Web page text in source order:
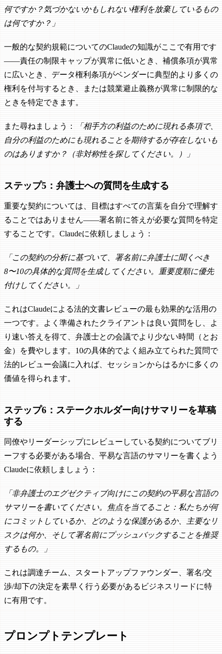
何ですか？気づかないかもしれない権利を放棄しているもの
は何ですか？」
一般的な契約規範についてのClaudeの知識がここで有用です
——責任の制限キャップが異常に低いとき、補償条項が異常
に広いとき、データ権利条項がベンダーに典型的より多くの
権利を付与するとき、または競業避止義務が異常に制限的な
ときを特定できます。
また尋ねましょう：
「相手方の利益のために現れる条項で、
自分の利益のためにも現れることを期待するが存在しないも
のはありますか？（非対称性を探してください。）」
ステップ5：弁護士への質問を生成する
重要な契約については、目標はすべての言葉を自分で理解す
ることではありません——署名前に答えが必要な質問を特定
することです。Claudeに依頼しましょう：
「この契約の分析に基づいて、署名前に弁護士に聞くべき
8〜10の具体的な質問を生成してください。重要度順に優先
付けしてください。」
これはClaudeによる法的文書レビューの最も効果的な活用の
一つです。よく準備されたクライアントは良い質問をし、よ
り速い答えを得て、弁護士との会議でより少ない時間（とお
金）を費やします。10の具体的でよく組み立てられた質問で
法的レビュー会議に入れば、セッションからはるかに多くの
価値を得られます。
ステップ6：ステークホルダー向けサマリーを草稿
する
同僚やリーダーシップにレビューしている契約についてブリ
ーフする必要がある場合、平易な言語のサマリーを書くよう
Claudeに依頼しましょう：
「非弁護士のエグゼクティブ向けにこの契約の平易な言語の
サマリーを書いてください。焦点を当てること：私たちが何
にコミットしているか、どのような保護があるか、主要なリ
スクは何か、そして署名前にプッシュバックすることを推奨
するもの。」
これは調達チーム、スタートアップファウンダー、署名/交
渉/却下の決定を素早く行う必要があるビジネスリードに特
に有用です。
プロンプトテンプレート